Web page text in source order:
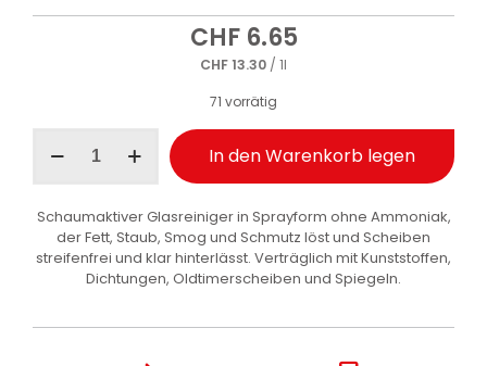
CHF6.65
CHF13.30 / 1l
71 vorrätig
Fra
Glasreiniger
Auto
500
In den Warenkorb legen
Schaumaktiver Glasreiniger in Sprayform ohne Ammoniak,
der Fett, Staub, Smog und Schmutz löst und Scheiben
streifenfrei und klar hinterlässt. Verträglich mit Kunststoffen,
Dichtungen, Oldtimerscheiben und Spiegeln.